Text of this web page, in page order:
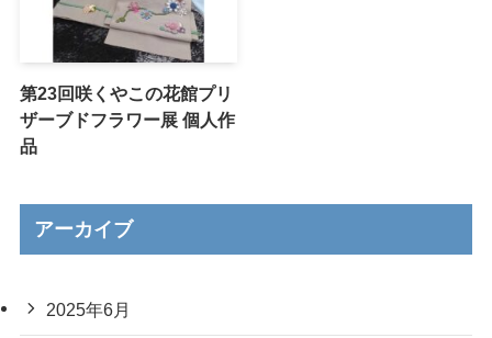
第23回咲くやこの花館プリ
ザーブドフラワー展 個人作
品
アーカイブ
2025年6月